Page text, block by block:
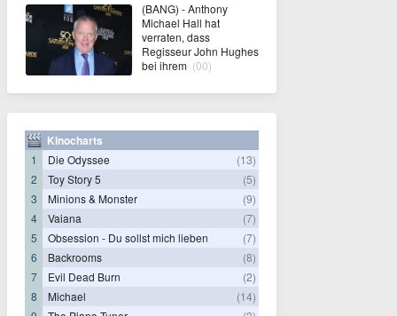
(BANG) - Anthony
Michael Hall hat
verraten, dass
Regisseur John Hughes
bei ihrem (00)
Kinocharts
1 Die Odyssee
(13)
2
Toy Story 5
(5)
3
Minions & Monster
(9)
4
Vaiana
(7)
5
Obsession - Du sollst mich lieben
(7)
6
Backrooms
(8)
7
Evil Dead Burn
(2)
8
Michael
(14)